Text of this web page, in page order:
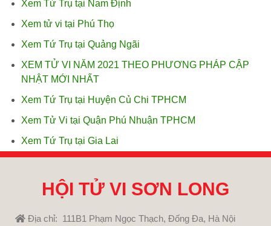
Xem Tứ Trụ tại Nam Định
Xem tử vi tại Phú Thọ
Xem Tứ Trụ tại Quảng Ngãi
XEM TỬ VI NĂM 2021 THEO PHƯƠNG PHÁP CẬP
NHẬT MỚI NHẤT
Xem Tứ Trụ tại Huyện Củ Chi TPHCM
Xem Tử Vi tại Quận Phú Nhuận TPHCM
Xem Tứ Trụ tại Gia Lai
HỘI TỬ VI SƠN LONG
Địa chỉ: 111B1 Phạm Ngọc Thạch, Đống Đa, Hà Nội